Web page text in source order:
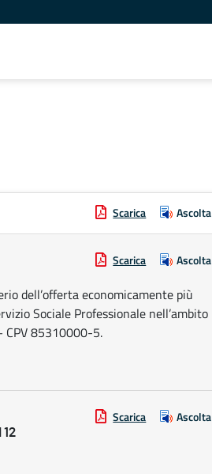
Scarica Ascolta
Scarica Ascolta
dell’offerta economicamente più
Sociale Professionale nell’ambito
CPV 85310000-5.
12
Scarica Ascolta